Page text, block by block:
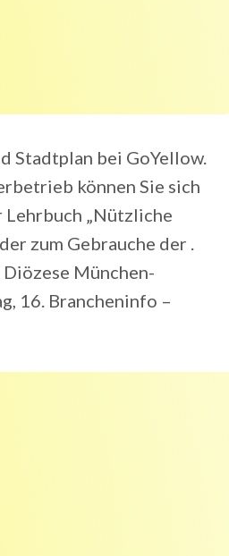
Stadtplan bei GoYellow.
können Sie sich
Lehrbuch „Nützliche
zum Gebrauche der .
München-
16. Brancheninfo –